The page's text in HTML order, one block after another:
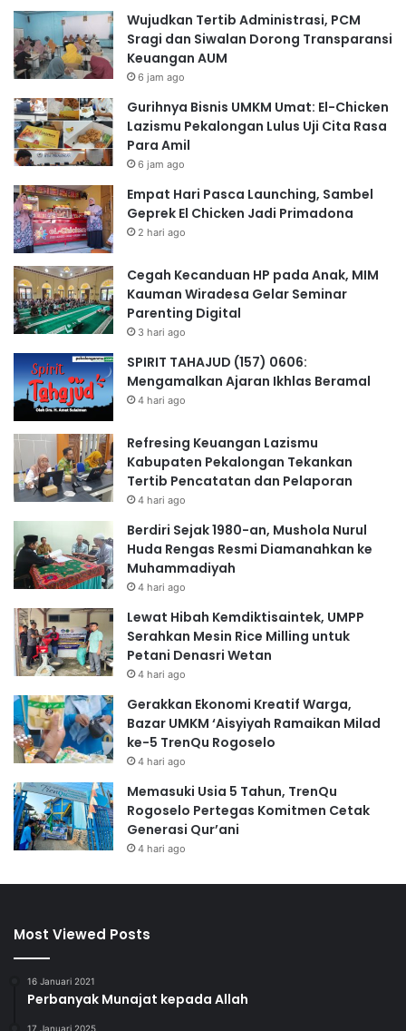
Wujudkan Tertib Administrasi, PCM
Sragi dan Siwalan Dorong Transparansi
Keuangan AUM
6 jam ago
Gurihnya Bisnis UMKM Umat: El-Chicken
Lazismu Pekalongan Lulus Uji Cita Rasa
Para Amil
6 jam ago
Empat Hari Pasca Launching, Sambel
Geprek El Chicken Jadi Primadona
2 hari ago
Cegah Kecanduan HP pada Anak, MIM
Kauman Wiradesa Gelar Seminar
Parenting Digital
3 hari ago
SPIRIT TAHAJUD (157) 0606:
Mengamalkan Ajaran Ikhlas Beramal
4 hari ago
Refresing Keuangan Lazismu
Kabupaten Pekalongan Tekankan
Tertib Pencatatan dan Pelaporan
4 hari ago
Berdiri Sejak 1980-an, Mushola Nurul
Huda Rengas Resmi Diamanahkan ke
Muhammadiyah
4 hari ago
Lewat Hibah Kemdiktisaintek, UMPP
Serahkan Mesin Rice Milling untuk
Petani Denasri Wetan
4 hari ago
Gerakkan Ekonomi Kreatif Warga,
Bazar UMKM ‘Aisyiyah Ramaikan Milad
ke-5 TrenQu Rogoselo
4 hari ago
Memasuki Usia 5 Tahun, TrenQu
Rogoselo Pertegas Komitmen Cetak
Generasi Qur’ani
4 hari ago
Most Viewed Posts
16 Januari 2021
Perbanyak Munajat kepada Allah
17 Januari 2025